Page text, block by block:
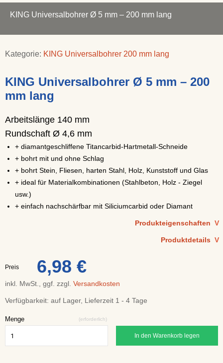
KING Universalbohrer Ø 5 mm – 200 mm lang
Kategorie: KING Universalbohrer 200 mm lang
KING Universalbohrer Ø 5 mm – 200
mm lang
Arbeitslänge 140 mm
Rundschaft Ø 4,6 mm
+ diamantgeschliffene Titancarbid-Hartmetall-Schneide
+ bohrt mit und ohne Schlag
+ bohrt Stein, Fliesen, harten Stahl, Holz, Kunststoff und Glas
+ ideal für Materialkombinationen (Stahlbeton, Holz - Ziegel
usw.)
+ einfach nachschärfbar mit Siliciumcarbid oder Diamant
Produkteigenschaften V
Produktdetails V
Preis 6,98 €
inkl. MwSt., ggf. zzgl. Versandkosten
Verfügbarkeit: auf Lager, Lieferzeit 1 - 4 Tage
Menge (erforderlich)
In den Warenkorb legen